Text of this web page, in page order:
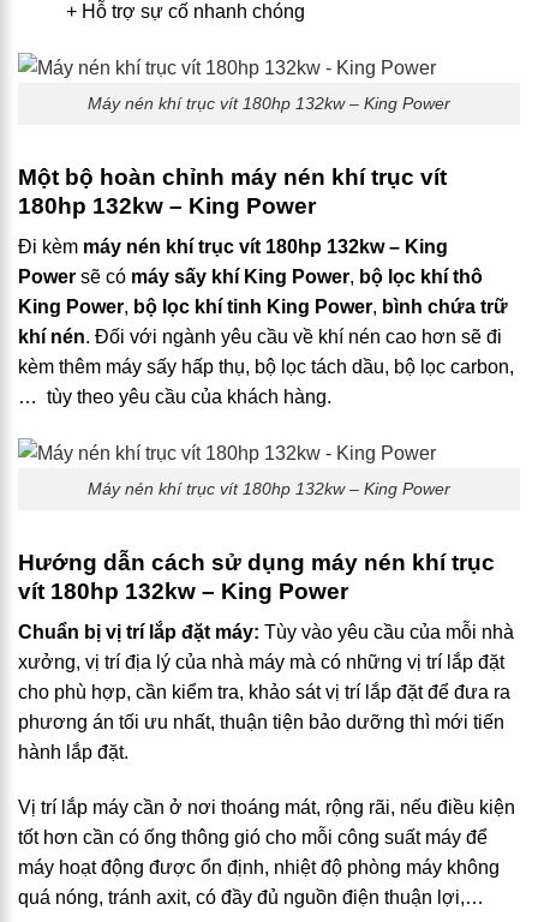
+ Hỗ trợ sự cố nhanh chóng
Máy nén khí trục vít 180hp 132kw – King Power
Một bộ hoàn chỉnh máy nén khí trục vít
180hp 132kw – King Power
Đi kèm máy nén khí trục vít 180hp 132kw – King
Power sẽ có máy sấy khí King Power, bộ lọc khí thô
King Power, bộ lọc khí tinh King Power, bình chứa trữ
khí nén. Đối với ngành yêu cầu về khí nén cao hơn sẽ đi
kèm thêm máy sấy hấp thụ, bộ lọc tách dầu, bộ lọc carbon,
… tùy theo yêu cầu của khách hàng.
Máy nén khí trục vít 180hp 132kw – King Power
Hướng dẫn cách sử dụng máy nén khí trục
vít 180hp 132kw – King Power
Chuẩn bị vị trí lắp đặt máy: Tùy vào yêu cầu của mỗi nhà
xưởng, vị trí địa lý của nhà máy mà có những vị trí lắp đặt
cho phù hợp, cần kiểm tra, khảo sát vị trí lắp đặt để đưa ra
phương án tối ưu nhất, thuận tiện bảo dưỡng thì mới tiến
hành lắp đặt.
Vị trí lắp máy cần ở nơi thoáng mát, rộng rãi, nếu điều kiện
tốt hơn cần có ống thông gió cho mỗi công suất máy để
máy hoạt động được ổn định, nhiệt độ phòng máy không
quá nóng, tránh axit, có đầy đủ nguồn điện thuận lợi,…